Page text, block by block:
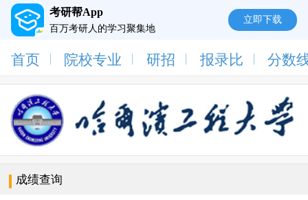
考研帮App
百万考研人的学习聚集地
立即下载
首页 院校专业 研招 报录比 分数
成绩查询